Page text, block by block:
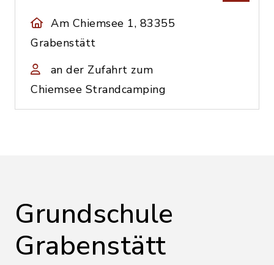
Am Chiemsee 1, 83355
Grabenstätt
an der Zufahrt zum
Chiemsee Strandcamping
Grundschule
Grabenstätt